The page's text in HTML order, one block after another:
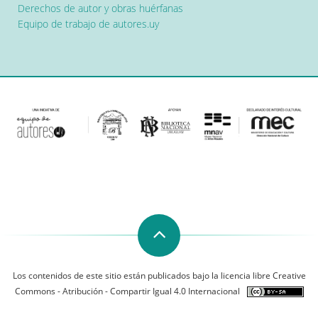
Derechos de autor y obras huérfanas
Equipo de trabajo de autores.uy
Los contenidos de este sitio están publicados bajo la licencia libre Creative
Commons - Atribución - Compartir Igual 4.0 Internacional